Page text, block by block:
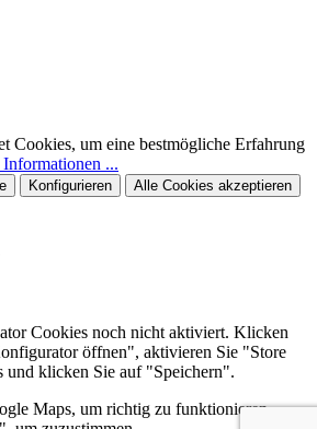
Cookies, um eine bestmögliche Erfahrung
...
Konfigurieren Alle Cookies akzeptieren
Cookies noch nicht aktiviert. Klicken
öffnen", aktivieren Sie "Store
klicken Sie auf "Speichern".
Maps, um richtig zu funktionieren.